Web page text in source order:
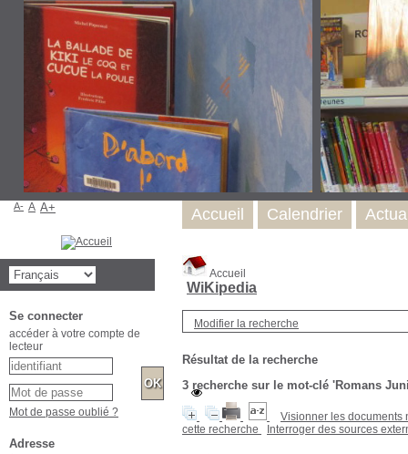
Accueil
WiKipedia
Modifier la recherche
Résultat de la recherche
3 recherche sur le mot-clé 'Romans
Visionner les documents
cette recherche
Interroger des sources
Accueil Calendrier
A- A A+
Se connecter
accéder à votre compte de
lecteur
Mot de passe oublié ?
Adresse